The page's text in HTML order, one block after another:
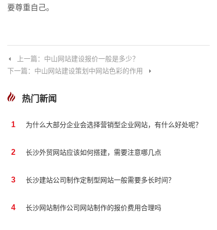
要尊重自己。
上一篇：中山网站建设报价一般是多少？
下一篇：中山网站建设策划中网站色彩的作用
热门新闻
1 为什么大部分企业会选择营销型企业网站，有什么好处呢？
2 长沙外贸网站应该如何搭建，需要注意哪几点
3 长沙建站公司制作定制型网站一般需要多长时间？
4 长沙网站制作公司网站制作的报价费用合理吗